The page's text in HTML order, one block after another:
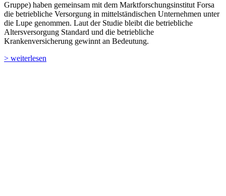
Gruppe) haben gemeinsam mit dem Marktforschungsinstitut Forsa
die betriebliche Versorgung in mittelständischen Unternehmen unter
die Lupe genommen. Laut der Studie bleibt die betriebliche
Altersversorgung Standard und die betriebliche
Krankenversicherung gewinnt an Bedeutung.
> weiterlesen